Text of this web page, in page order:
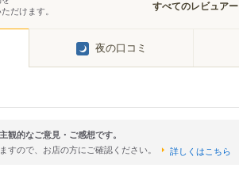
だけます。
すべてのレビュアー
夜の口コミ
観的なご意見・ご感想です。
すので、お店の方にご確認ください。 詳しくはこちら